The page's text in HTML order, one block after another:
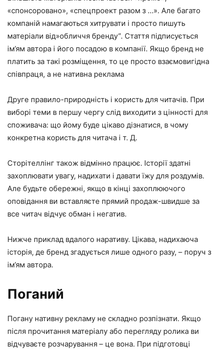
«спонсоровано», «спецпроект разом з …». Але багато
компаній намагаються хитрувати і просто пишуть
матеріали від»обличчя бренду”. Стаття підписується
ім’ям автора і його посадою в компанії. Якщо бренд не
платить за такі розміщення, то це просто взаємовигідна
співпраця, а не нативна реклама
Друге правило-природність і користь для читачів. При
виборі теми в першу чергу слід виходити з цінності для
споживача: що йому буде цікаво дізнатися, в чому
конкретна користь для читача і т. Д.
Сторітеллінг також відмінно працює. Історії здатні
захоплювати увагу, надихати і давати їжу для роздумів.
Але будьте обережні, якщо в кінці захоплюючого
оповідання ви вставляєте прямий продаж-швидше за
все читач відчує обман і негатив.
Нижче приклад вдалого наративу. Цікава, надихаюча
історія, де бренд згадується лише одного разу, – поруч з
ім’ям автора.
Поганий
Погану нативну рекламу не складно розпізнати. Якщо
після прочитання матеріалу або перегляду ролика ви
відчуваєте розчарування – це вона. При підготовці